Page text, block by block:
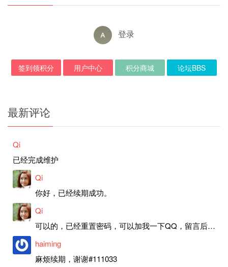
登录
签到领积分 用户中心 积分商城 论坛BBS
最新评论
Qi
已经完成维护
Qi
你好，已经续期成功。
Qi
可以的，已经重置密码，可以加我一下QQ，留言后我就发密码给你。
haiming
麻烦续期，谢谢#111033